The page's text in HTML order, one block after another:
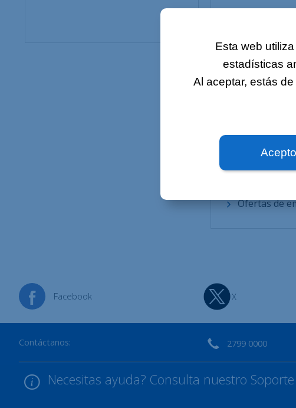
Esta web
estadísticas
Al aceptar, estás
Acepto
Ofertas de
Facebook X
Contáctanos: 2799 0000
Necesitas ayuda? Consulta nuestro